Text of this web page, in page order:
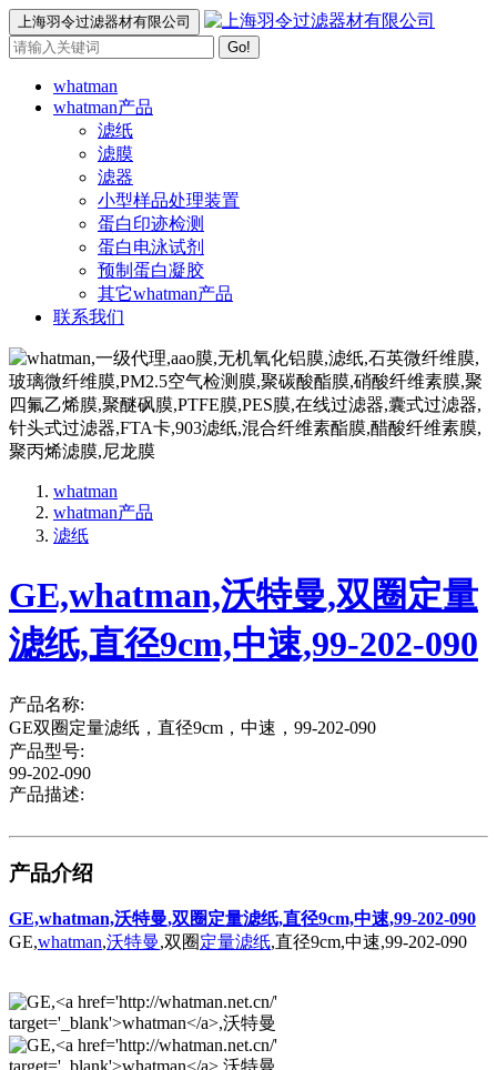
上海羽令过滤器材有限公司
Go!
whatman
whatman产品
滤纸
滤膜
滤器
小型样品处理装置
蛋白印迹检测
蛋白电泳试剂
预制蛋白凝胶
其它whatman产品
联系我们
whatman
whatman产品
滤纸
GE,whatman,沃特曼,双圈定量
滤纸,直径9cm,中速,99-202-090
产品名称:
GE双圈定量滤纸，直径9cm，中速，99-202-090
产品型号:
99-202-090
产品描述:
产品介绍
GE,whatman,沃特曼,双圈定量滤纸,直径9cm,中速,99-202-090
GE,whatman,沃特曼,双圈定量滤纸,直径9cm,中速,99-202-090